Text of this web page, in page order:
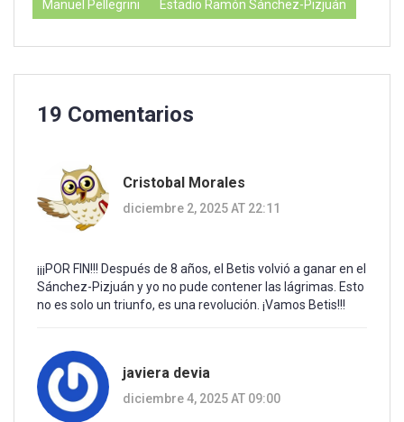
Manuel Pellegrini Estadio Ramón Sánchez-Pizjuán
19 Comentarios
Cristobal Morales
diciembre 2, 2025 AT 22:11
¡¡¡POR FIN!!! Después de 8 años, el Betis volvió a ganar en el
Sánchez-Pizjuán y yo no pude contener las lágrimas. Esto
no es solo un triunfo, es una revolución. ¡Vamos Betis!!!
javiera devia
diciembre 4, 2025 AT 09:00